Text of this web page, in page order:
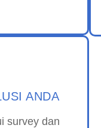
ANDA
survey dan